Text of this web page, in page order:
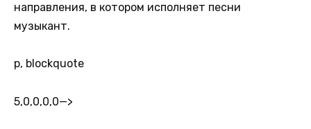
направления, в котором исполняет песни
музыкант.
p, blockquote
5,0,0,0,0—>